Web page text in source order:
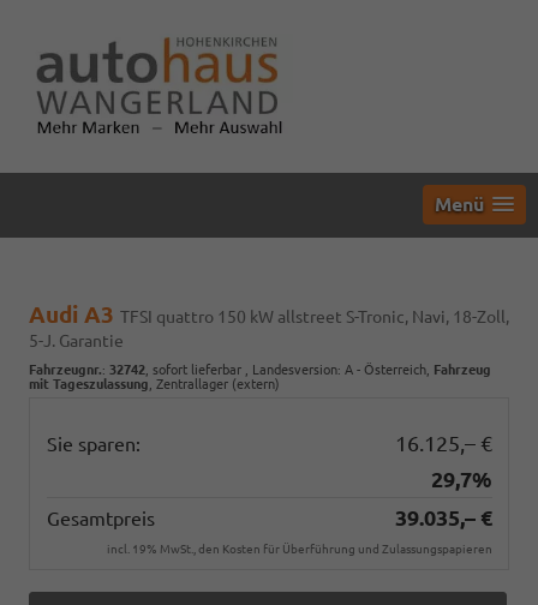
Menü
Audi A3 TFSI quattro 150 kW allstreet S-Tronic, Navi, 18-Zoll,
5-J. Garantie
Fahrzeugnr.: 32742 sofort lieferbar , Landesversion: A - Österreich, Fahrzeug
mit Tageszulassung , Zentrallager (extern)
Sie sparen:
16.125,– €
29,7%
Gesamtpreis 39.035,– €
incl. 19% MwSt., den Kosten für Überführung und Zulassungspapieren